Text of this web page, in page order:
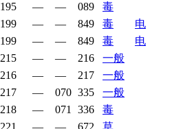
195 — — 089
毒
199 — — 849 毒
电
199 — — 849 毒
电
215 — — 216
一般
216 — — 217
一般
217 — 070 335
一般
218 — 071 336
毒